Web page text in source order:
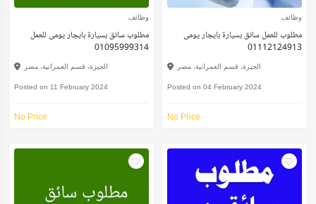
وظائف
مطلوب سائق بسيارة بايجار يومى للعمل
01095999314
الجيزة، قسم العمرانية، مصر
Posted on 11 February 2024
No Price
وظائف
مطلوب للعمل سائق بسيارة بايجار يومى
01112124913
الجيزة، قسم العمرانية، مصر
Posted on 04 February 2024
No Price